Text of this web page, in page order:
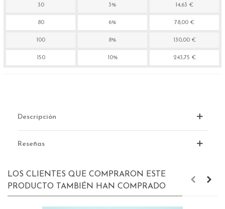
30 3% 14,63 €
80 6% 78,00 €
100 8% 130,00 €
150 10% 243,75 €
Descripción
Reseñas
LOS CLIENTES QUE COMPRARON ESTE
PRODUCTO TAMBIÉN HAN COMPRADO